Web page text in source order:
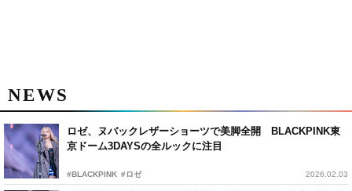
NEWS
ロゼ、ヌバックレザーショーツで美脚全開 BLACKPINK東
京ドーム3DAYSの全ルックに注目
#BLACKPINK #ロゼ 2026.02.03